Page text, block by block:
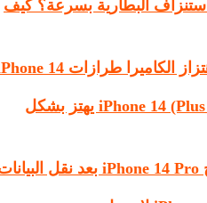
3. نماذج iPhone 14 استنزاف البطارية بسرعة؟ كيف
5. iPhone 14 (Plus / Pro / Pro Max) يهتز بشكل